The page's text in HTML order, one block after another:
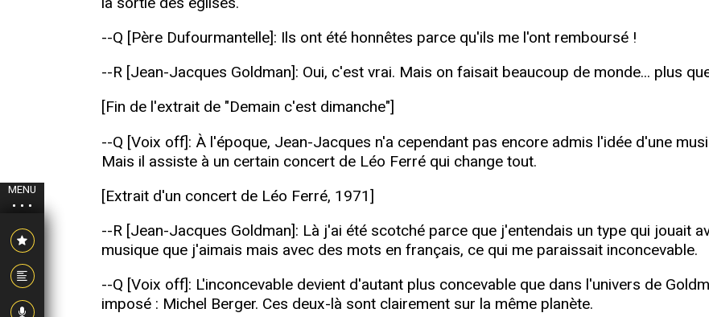
MENU
--Q [Père Dufourmantelle]: Ils ont été honnêtes parce qu'ils me l'ont remboursé !
--R [Jean-Jacques Goldman]: Oui, c'est vrai. Mais on faisait beaucoup de monde... plus
[Fin de l'extrait de "Demain c'est dimanche"]
--Q [Voix off]: À l'époque, Jean-Jacques n'a cependant pas encore admis l'idée d'une
Mais il assiste à un certain concert de Léo Ferré qui change tout.
[Extrait d'un concert de Léo Ferré, 1971]
--R [Jean-Jacques Goldman]: Là j'ai été scotché parce que j'entendais un type qui jouait
musique que j'aimais mais avec des mots en français, ce qui me paraissait inconcevable.
--Q [Voix off]: L'inconcevable devient d'autant plus concevable que dans l'univers de
imposé : Michel Berger. Ces deux-là sont clairement sur la même planète.